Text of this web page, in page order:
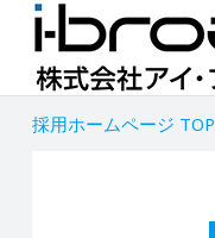
採用ホームページ TOP